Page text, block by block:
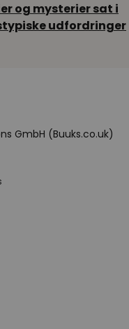
og mysterier sat i
udfordringer
GmbH (Buuks.co.uk)